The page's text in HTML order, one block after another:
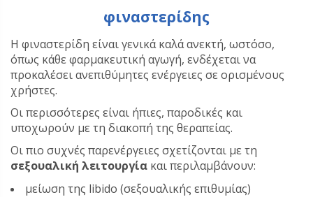
φιναστερίδης
Η φιναστερίδη είναι γενικά καλά ανεκτή, ωστόσο,
όπως κάθε φαρμακευτική αγωγή, ενδέχεται να
προκαλέσει ανεπιθύμητες ενέργειες σε ορισμένους
χρήστες.
Οι περισσότερες είναι ήπιες, παροδικές και
υποχωρούν με τη διακοπή της θεραπείας.
Οι πιο συχνές παρενέργειες σχετίζονται με τη
σεξουαλική λειτουργία και περιλαμβάνουν:
μείωση της libido (σεξουαλικής επιθυμίας)